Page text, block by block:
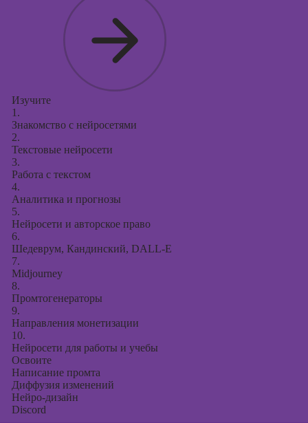
Изучите
1.
Знакомство с нейросетями
2.
Текстовые нейросети
3.
Работа с текстом
4.
Аналитика и прогнозы
5.
Нейросети и авторское право
6.
Шедеврум, Кандинский, DALL-E
7.
Midjourney
8.
Промтогенераторы
9.
Направления монетизации
10.
Нейросети для работы и учебы
Освоите
Написание промта
Диффузия изменений
Нейро-дизайн
Discord